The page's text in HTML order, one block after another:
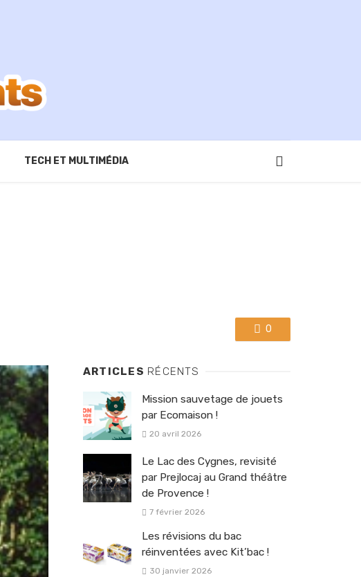
TECH ET MULTIMÉDIA
0
ARTICLES RÉCENTS
Mission sauvetage de jouets
par Ecomaison !
20 avril 2026
Le Lac des Cygnes, revisité
par Prejlocaj au Grand théâtre
de Provence !
7 février 2026
Les révisions du bac
réinventées avec Kit’bac !
30 janvier 2026